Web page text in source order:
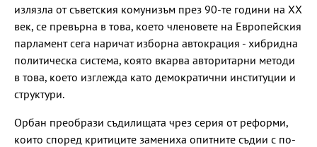
излязла от съветския комунизъм през 90-те години на ХХ
век, се превърна в това, което членовете на Европейския
парламент сега наричат изборна автокрация - хибридна
политическа система, която вкарва авторитарни методи
в това, което изглежда като демократични институции и
структури.
Орбан преобрази съдилищата чрез серия от реформи,
които според критиците замениха опитните съдии с по-